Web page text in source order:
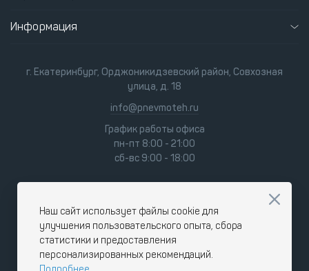
Информация
г. Екатеринбург, Орджоникидзевский район, Совхозная
улица, д. 18
info@pnevmoteh.ru
График работы офиса
пн-пт 8:00 - 21:00
сб-вс 9:00 - 18:00
Наш сайт использует файлы cookie для
улучшения пользовательского опыта, сбора
статистики и предоставления
персонализированных рекомендаций.